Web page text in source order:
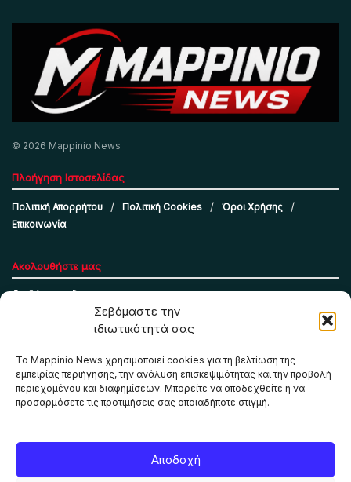
Σεβόμαστε την
ιδιωτικότητά σας
Το Mappinio News χρησιμοποιεί cookies για τη βελτίωση της
εμπειρίας περιήγησης, την ανάλυση επισκεψιμότητας και την προβολή
περιεχομένου και διαφημίσεων. Μπορείτε να αποδεχθείτε ή να
προσαρμόσετε τις προτιμήσεις σας οποιαδήποτε στιγμή.
Αποδοχή
© 2026 Mappinio News
Πλοήγηση Ιστοσελίδας
Πολιτική Απορρήτου Πολιτική Cookies
Όροι Χρήσης
Επικοινωνία
Ακολουθήστε μας
Το Mappinio.net χρησιμοποιεί cookies για τη σωστή
λειτουργία της ιστοσελίδας, την ανάλυση επισκεψιμότητας